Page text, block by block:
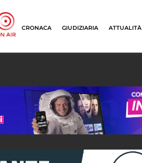
CRONACA GIUDIZIARIA ATTUALITÀ